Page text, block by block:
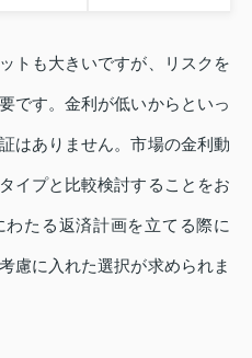
トも大きいですが、リスクを
です。金利が低いからといっ
はありません。市場の金利動
イプと比較検討することをお
たる返済計画を立てる際に
慮に入れた選択が求められま